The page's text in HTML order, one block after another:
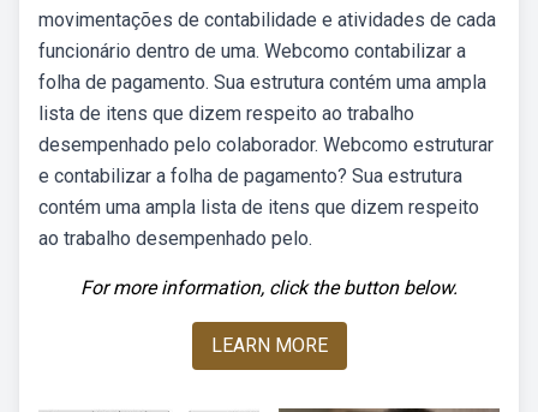
movimentações de contabilidade e atividades de cada
funcionário dentro de uma. Webcomo contabilizar a
folha de pagamento. Sua estrutura contém uma ampla
lista de itens que dizem respeito ao trabalho
desempenhado pelo colaborador. Webcomo estruturar
e contabilizar a folha de pagamento? Sua estrutura
contém uma ampla lista de itens que dizem respeito
ao trabalho desempenhado pelo.
For more information, click the button below.
LEARN MORE